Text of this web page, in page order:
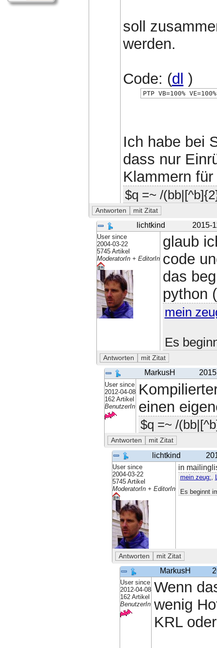
soll
werden.
Code: (dl )
PTP VB=100%
Ich habe bei
dass nur
Klammern
$q =~ /
lichtkind 2015-
User since
2004-03-22
5745 Artikel
ModeratorIn + EditorIn
glaub
code
das
python
mein
Es
MarkusH
User since
2012-04-08
162 Artikel
BenutzerIn einen
$q =~ /
lichtkind
User since
2004-03-22
5745 Artikel
ModeratorIn + EditorIn
in
mein zeug:,
Es beginnt
MarkusH
User since
2012-04-08
162 Artikel
BenutzerIn
Wenn
wenig
KRL